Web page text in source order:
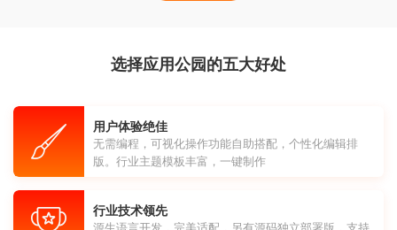
选择应用公园的五大好处
用户体验绝佳
无需编程，可视化操作功能自助搭配，个性化编辑排
版。行业主题模板丰富，一键制作
行业技术领先